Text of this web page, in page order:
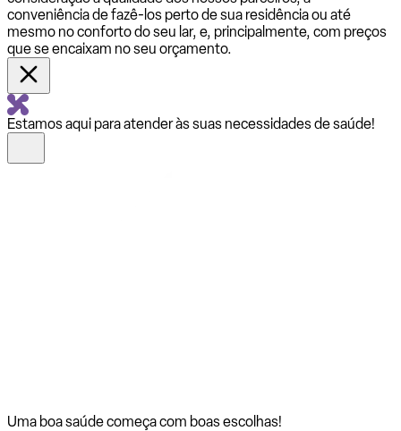
conveniência de fazê-los perto de sua residência ou até
mesmo no conforto do seu lar, e, principalmente, com preços
que se encaixam no seu orçamento.
Estamos aqui para atender às suas necessidades de saúde!
Uma boa saúde começa com boas escolhas!